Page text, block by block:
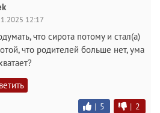
12:17
что сирота потому и стал(а)
что родителей больше нет, ума
| 5 | 2